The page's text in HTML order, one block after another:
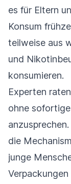
es für Eltern
Konsum
teilweise aus
und
konsumieren.
Experten
ohne
die
junge